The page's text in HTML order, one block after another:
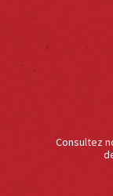
Consultez